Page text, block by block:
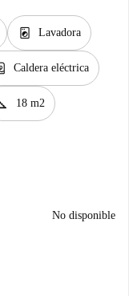
local_laundry_service Lavadora
Caldera eléctrica
18 m2
No disponible